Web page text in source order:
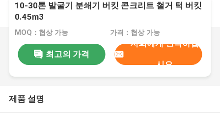
10-30톤 발굴기 분쇄기 버킷 콘크리트 철거 턱 버킷
0.45m3
MOQ：협상 가능 가격：협상 가능
최고의 가격
저희에게 연락하십
시오
제품 설명